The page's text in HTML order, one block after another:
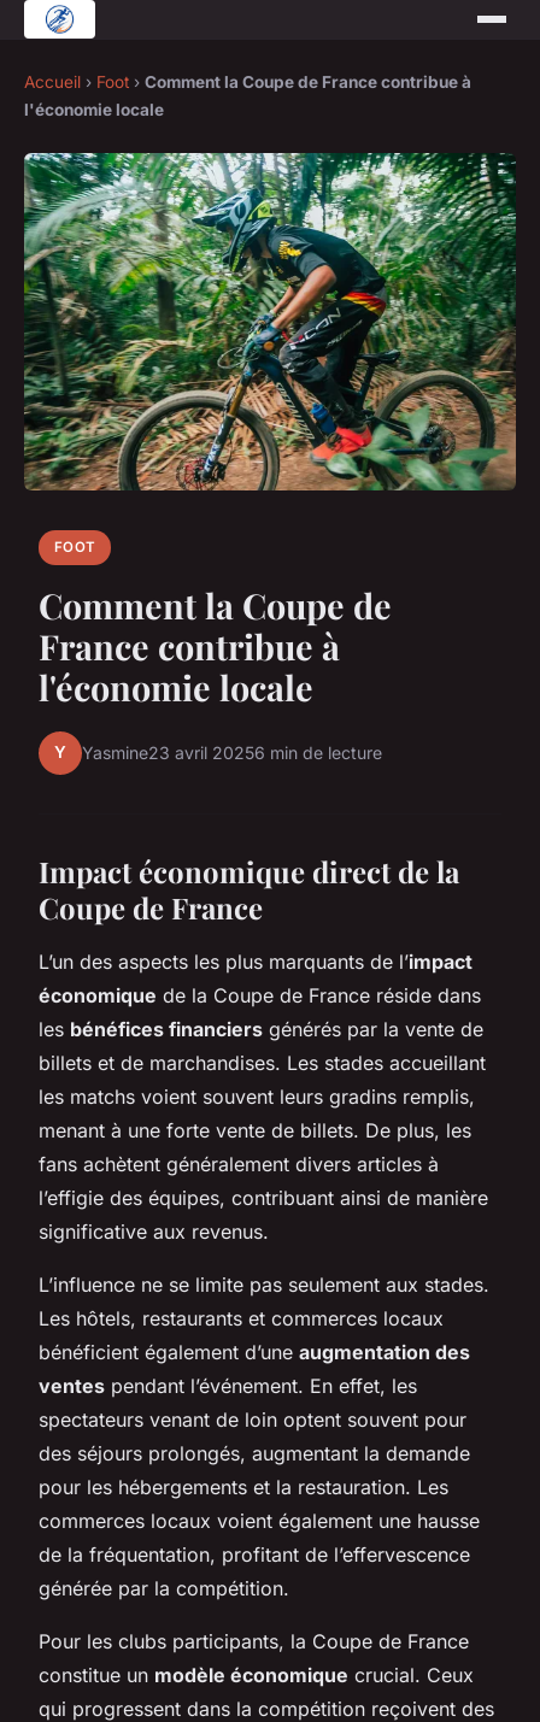
Accueil › Foot › Comment la Coupe de France contribue à
l'économie locale
FOOT
Comment la Coupe de
France contribue à
l'économie locale
Y Yasmine23 avril 20256 min de lecture
Impact économique direct de la
Coupe de France
L’un des aspects les plus marquants de l’impact
économique de la Coupe de France réside dans
les bénéfices financiers générés par la vente de
billets et de marchandises. Les stades accueillant
les matchs voient souvent leurs gradins remplis,
menant à une forte vente de billets. De plus, les
fans achètent généralement divers articles à
l’effigie des équipes, contribuant ainsi de manière
significative aux revenus.
L’influence ne se limite pas seulement aux stades.
Les hôtels, restaurants et commerces locaux
bénéficient également d’une augmentation des
ventes pendant l’événement. En effet, les
spectateurs venant de loin optent souvent pour
des séjours prolongés, augmentant la demande
pour les hébergements et la restauration. Les
commerces locaux voient également une hausse
de la fréquentation, profitant de l’effervescence
générée par la compétition.
Pour les clubs participants, la Coupe de France
constitue un modèle économique crucial. Ceux
qui progressent dans la compétition reçoivent des